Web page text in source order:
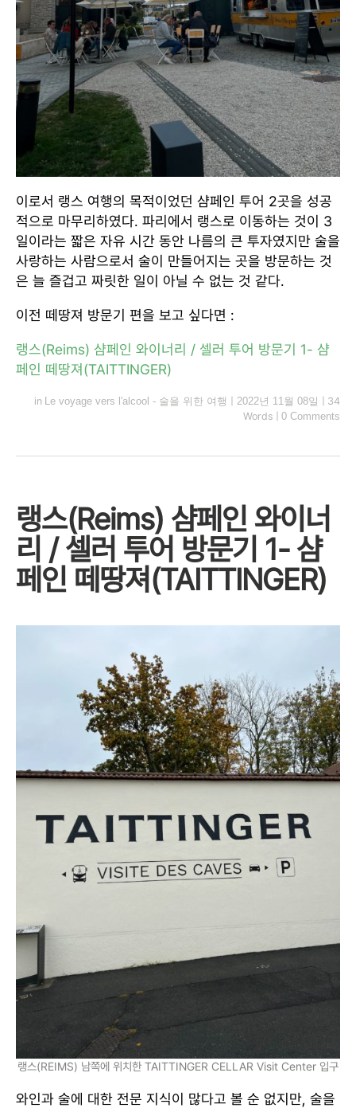
이로서 랭스 여행의 목적이었던 샴페인 투어 2곳을 성공
적으로 마무리하였다. 파리에서 랭스로 이동하는 것이 3
일이라는 짧은 자유 시간 동안 나름의 큰 투자였지만 술을
사랑하는 사람으로서 술이 만들어지는 곳을 방문하는 것
은 늘 즐겁고 짜릿한 일이 아닐 수 없는 것 같다.
이전 떼땅져 방문기 편을 보고 싶다면 :
랭스(Reims) 샴페인 와이너리 / 셀러 투어 방문기 1- 샴
페인 떼땅져(TAITTINGER)
in Le voyage vers l'alcool - 술을 위한 여행 2022년 11월 08일
34
Words
0 Comments
랭스(Reims) 샴페인 와이너
리 / 셀러 투어 방문기 1- 샴
페인 떼땅져(TAITTINGER)
랭스(REIMS) 남쪽에 위치한 TAITTINGER CELLAR Visit Center 입구
와인과 술에 대한 전문 지식이 많다고 볼 순 없지만, 술을